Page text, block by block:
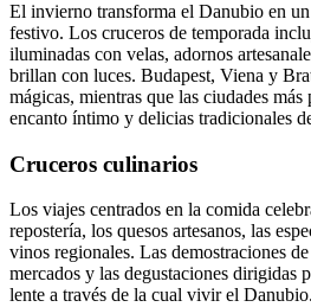
El invierno transforma el Danubio en
festivo. Los cruceros de temporada
iluminadas con velas, adornos
brillan con luces. Budapest, Viena y
mágicas, mientras que las ciudades más
encanto íntimo y delicias tradicionales
Cruceros culinarios
Los viajes centrados en la comida
repostería, los quesos artesanos, las
vinos regionales. Las demostraciones
mercados y las degustaciones dirigidas
lente a través de la cual vivir el Danubio.